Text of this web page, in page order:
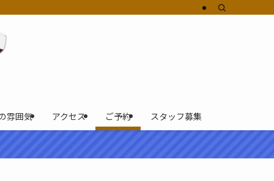
雰囲気 アクセス ご予約 スタッフ募集